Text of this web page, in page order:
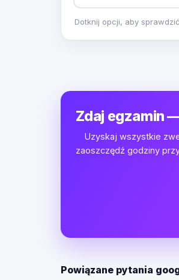
Dotknij opcji, aby
Zdaj egzamin
Uzyskaj wszystkie
zaoszczędź godziny
Powiązane pytania